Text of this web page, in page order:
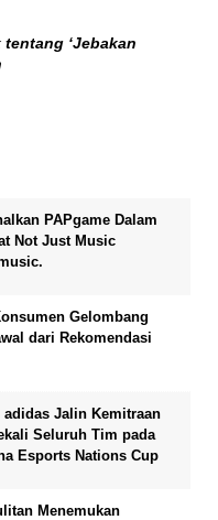
‘Jebakan
PAPgame Dalam
Not Just Music
Gelombang
dari Rekomendasi
Jalin Kemitraan
Seluruh Tim pada
Esports Nations Cup
Menemukan